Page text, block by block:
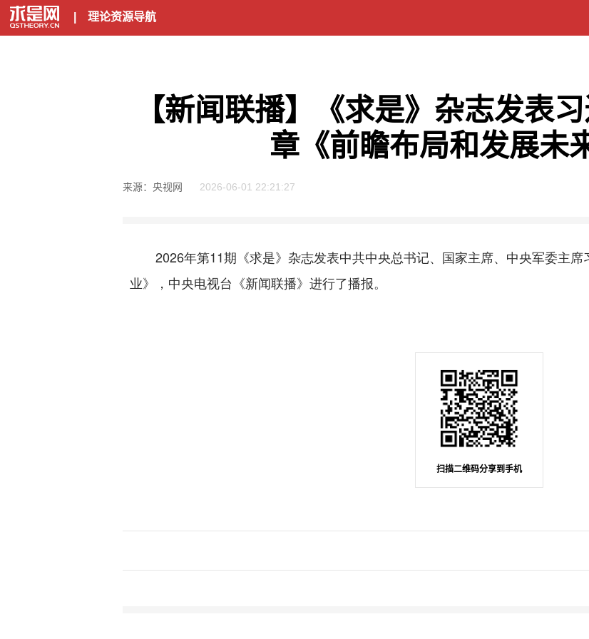
理论资源导航
【新闻联播】《求是》杂志发表
章《前瞻布局和发展未
来源：央视网 2026-06-01 22:21:27
2026年第11期《求是》杂志发表中共中央总书记、国家主席、中央军委主席
业》，中央电视台《新闻联播》进行了播报。
扫描二维码分享到手机